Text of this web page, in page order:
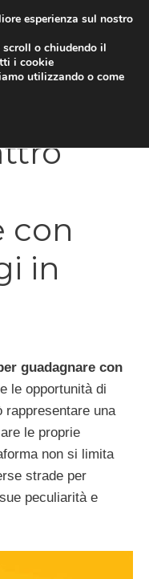
con
in
guadagnare con
le opportunità di
rappresentare una
le proprie
non si limita
strade per
peculiarità e
esperienza sul nostro
o chiudendo il
i cookie
utilizzando o come